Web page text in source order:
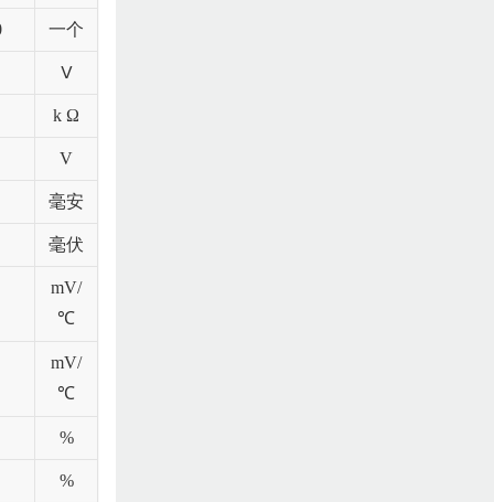
一个
V
k Ω
V
毫安
毫伏
mV/
℃
mV/
℃
%
%